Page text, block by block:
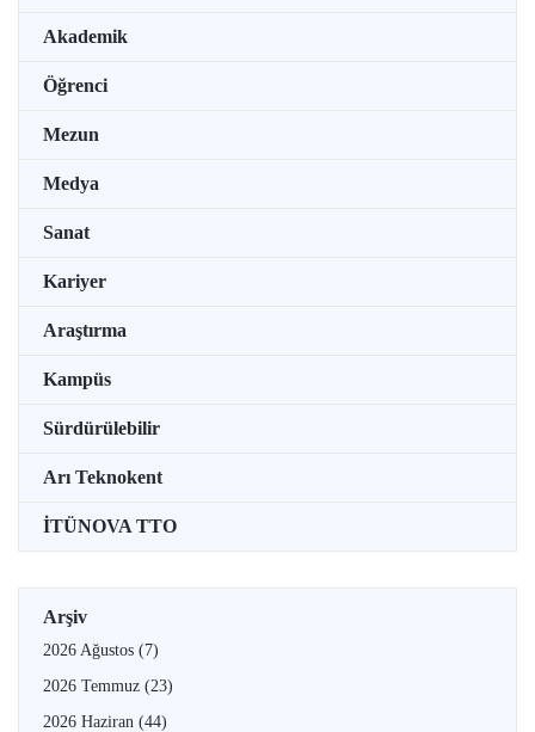
Akademik
Öğrenci
Mezun
Medya
Sanat
Kariyer
Araştırma
Kampüs
Sürdürülebilir
Arı Teknokent
İTÜNOVA TTO
Arşiv
2026 Ağustos (7)
2026 Temmuz (23)
2026 Haziran (44)